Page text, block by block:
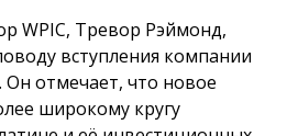
WPIC, Тревор Рэймонд,
вступления компании
отмечает, что новое
широкому кругу